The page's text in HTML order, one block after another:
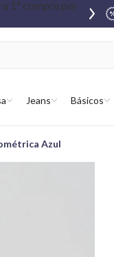
Jeans Básicos
Azul